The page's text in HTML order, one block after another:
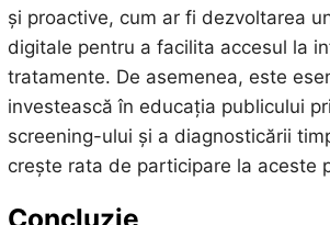
și proactive, cum ar fi dezvoltarea
digitale pentru a facilita accesul la
tratamente. De asemenea, este
investească în educația publicului
screening-ului și a diagnosticării
crește rata de participare la aceste
Concluzie